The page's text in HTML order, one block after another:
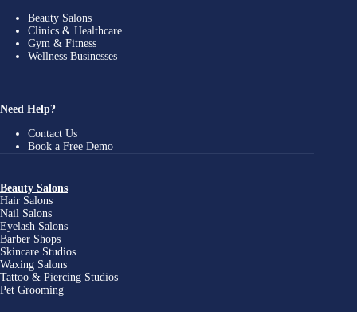
Beauty Salons
Clinics & Healthcare
Gym & Fitness
Wellness Businesses
Need Help?
Contact Us
Book a Free Demo
Beauty Salons
Hair Salons
Nail Salons
Eyelash Salons
Barber Shops
Skincare Studios
Waxing Salons
Tattoo & Piercing Studios
Pet Grooming